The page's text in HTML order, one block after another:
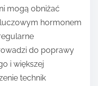
mogą obniżać
hormonem
do poprawy
i większej
technik